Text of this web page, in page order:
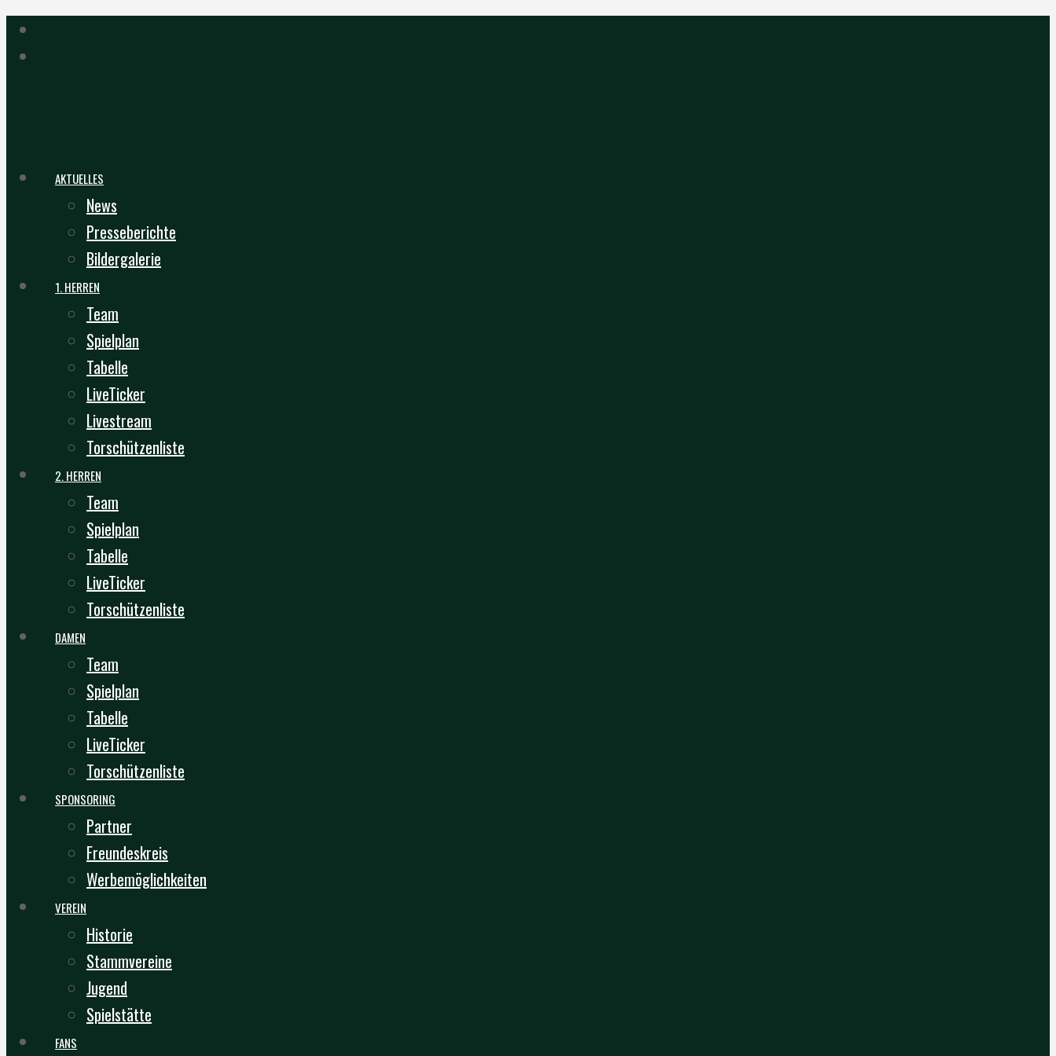
AKTUELLES
News
Presseberichte
Bildergalerie
1. HERREN
Team
Spielplan
Tabelle
LiveTicker
Livestream
Torschützenliste
2. HERREN
Team
Spielplan
Tabelle
LiveTicker
Torschützenliste
DAMEN
Team
Spielplan
Tabelle
LiveTicker
Torschützenliste
SPONSORING
Partner
Freundeskreis
Werbemöglichkeiten
VEREIN
Historie
Stammvereine
Jugend
Spielstätte
FANS